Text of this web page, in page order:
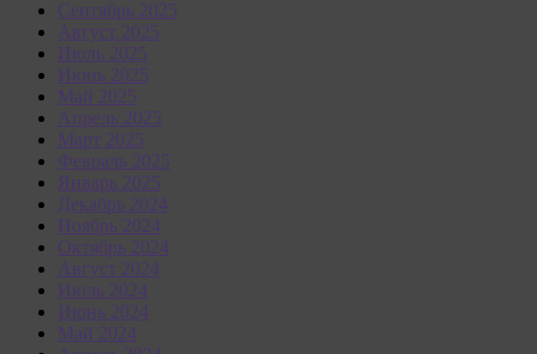
Сентябрь 2025
Август 2025
Июль 2025
Июнь 2025
Май 2025
Апрель 2025
Март 2025
Февраль 2025
Январь 2025
Декабрь 2024
Ноябрь 2024
Октябрь 2024
Август 2024
Июль 2024
Июнь 2024
Май 2024